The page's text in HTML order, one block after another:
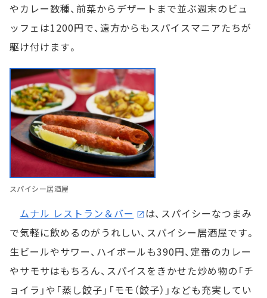
やカレー数種、前菜からデザートまで並ぶ週末のビュ
ッフェは1200円で、遠方からもスパイスマニアたちが
駆け付けます。
スパイシー居酒屋
ムナル レストラン＆バー
は、スパイシーなつまみ
で気軽に飲めるのがうれしい、スパイシー居酒屋です。
生ビールやサワー、ハイボールも390円、定番のカレー
やサモサはもちろん、スパイスをきかせた炒め物の「チ
ョイラ」や「蒸し餃子」「モモ（餃子）」なども充実してい